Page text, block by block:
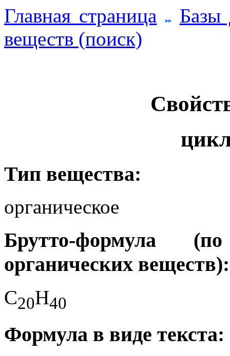
Главная страница
Базы
веществ (поиск)
Тип вещества:
органическое
Брутто-формула
органических веществ):
C20H40
Формула в виде текста: